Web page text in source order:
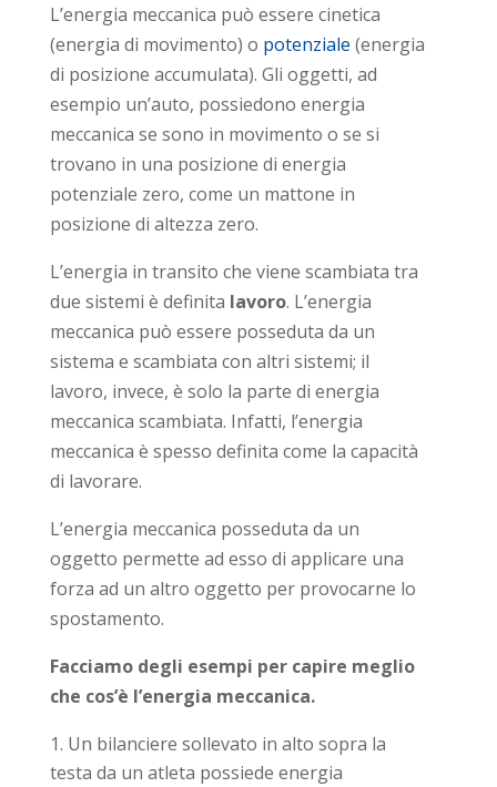
L’energia meccanica può essere cinetica
(energia di movimento) o potenziale (energia
di posizione accumulata). Gli oggetti, ad
esempio un’auto, possiedono energia
meccanica se sono in movimento o se si
trovano in una posizione di energia
potenziale zero, come un mattone in
posizione di altezza zero.
L’energia in transito che viene scambiata tra
due sistemi è definita lavoro. L’energia
meccanica può essere posseduta da un
sistema e scambiata con altri sistemi; il
lavoro, invece, è solo la parte di energia
meccanica scambiata. Infatti, l’energia
meccanica è spesso definita come la capacità
di lavorare.
L’energia meccanica posseduta da un
oggetto permette ad esso di applicare una
forza ad un altro oggetto per provocarne lo
spostamento.
Facciamo degli esempi per capire meglio
che cos’è l’energia meccanica.
Un bilanciere sollevato in alto sopra la
testa da un atleta possiede energia